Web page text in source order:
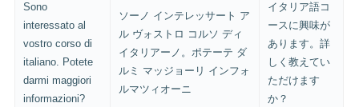
Sono
interessato al
vostro corso di
italiano. Potete
darmi maggiori
informazioni?
ソーノ インテレッサート ア
ル ヴォストロ コルソ ディ
イタリアーノ。ポテーテ ダ
ルミ マッジョーリ インフォ
ルマツィオーニ
イタリア語コ
ースに興味が
あります。詳
しく教えてい
ただけます
か？